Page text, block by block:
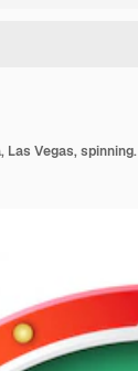
Vegas, spinning.